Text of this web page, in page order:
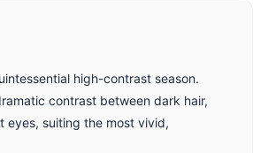
high-contrast season.
contrast between dark hair,
eyes, suiting the most vivid,